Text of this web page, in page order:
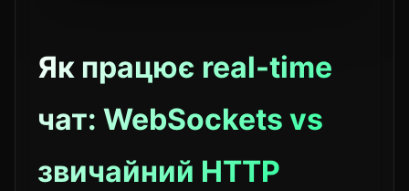
Як працює real-time
чат: WebSockets vs
звичайний HTTP